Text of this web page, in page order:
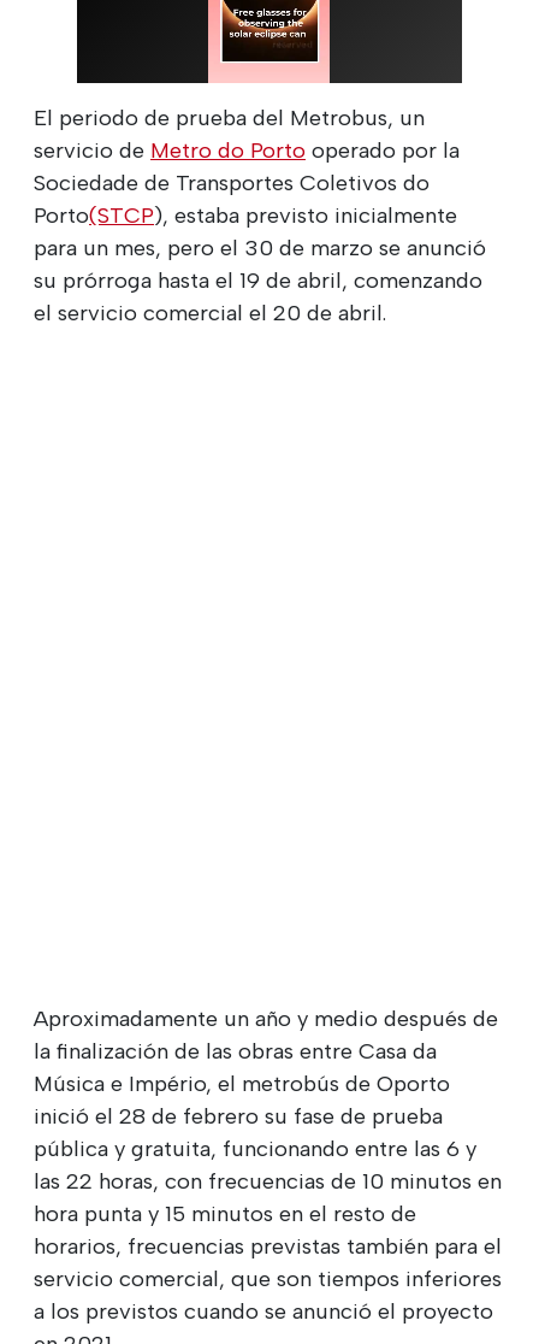
El periodo de prueba del Metrobus, un
servicio de Metro do Porto operado por la
Sociedade de Transportes Coletivos do
Porto(STCP), estaba previsto inicialmente
para un mes, pero el 30 de marzo se anunció
su prórroga hasta el 19 de abril, comenzando
el servicio comercial el 20 de abril.
Aproximadamente un año y medio después de
la finalización de las obras entre Casa da
Música e Império, el metrobús de Oporto
inició el 28 de febrero su fase de prueba
pública y gratuita, funcionando entre las 6 y
las 22 horas, con frecuencias de 10 minutos en
hora punta y 15 minutos en el resto de
horarios, frecuencias previstas también para el
servicio comercial, que son tiempos inferiores
a los previstos cuando se anunció el proyecto